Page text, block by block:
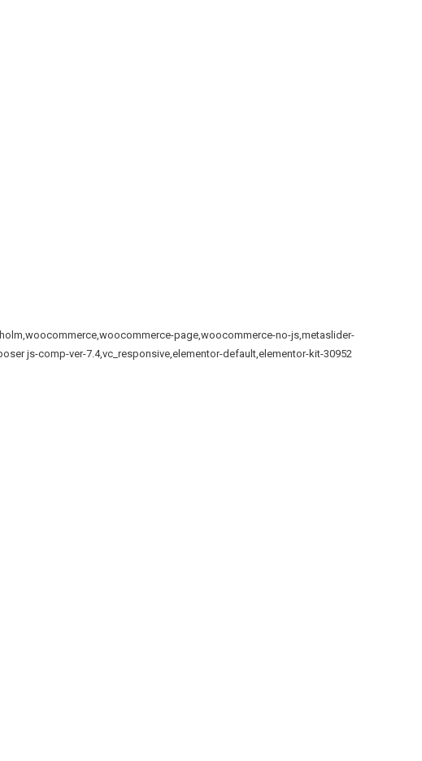
page,woocommerce-no-js,metaslider-
js-comp-ver-7.4,vc_responsive,elementor-default,elementor-kit-30952